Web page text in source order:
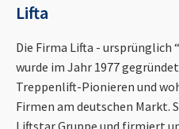
Lifta
Die Firma Lifta - ursprünglich
wurde im Jahr 1977
Treppenlift-Pionieren und
Firmen am deutschen Markt.
Liftstar Gruppe und firmiert